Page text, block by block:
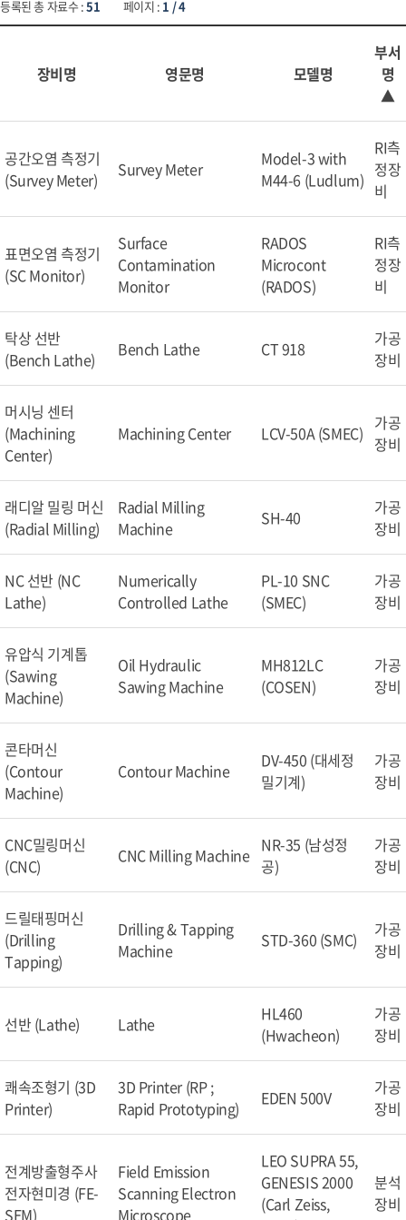
등록된 총 자료수 :51 페이지 : 1 / 4
장비명 영문명 모델명
부서
명
▲
공간오염 측정기
(Survey Meter)
Survey Meter
Model-3 with
M44-6 (Ludlum)
RI측
정장
비
표면오염 측정기
(SC Monitor)
Surface
Contamination
Monitor
RADOS
Microcont
(RADOS)
RI측
정장
비
탁상 선반
(Bench Lathe)
Bench Lathe CT 918
가공
장비
머시닝 센터
(Machining
Center)
Machining Center LCV-50A (SMEC) 가공
장비
래디알 밀링 머신
(Radial Milling)
Radial Milling
Machine
SH-40
가공
장비
NC 선반 (NC
Lathe)
Numerically
Controlled Lathe
PL-10 SNC
(SMEC)
가공
장비
유압식 기계톱
(Sawing
Machine)
Oil Hydraulic
Sawing Machine
MH812LC
(COSEN)
가공
장비
콘타머신
(Contour
Machine)
Contour Machine
DV-450 (대세정
밀기계)
가공
장비
CNC밀링머신
(CNC)
CNC Milling Machine NR-35 (남성정
공)
가공
장비
드릴태핑머신
(Drilling
Tapping)
Drilling & Tapping
Machine
STD-360 (SMC)
가공
장비
선반 (Lathe) Lathe
HL460
(Hwacheon)
가공
장비
쾌속조형기 (3D
Printer)
3D Printer (RP ;
Rapid Prototyping)
EDEN 500V
가공
장비
전계방출형주사
전자현미경 (FE-
SEM)
Field Emission
Scanning Electron
Microscope
LEO SUPRA 55,
GENESIS 2000
(Carl Zeiss,
분석
장비